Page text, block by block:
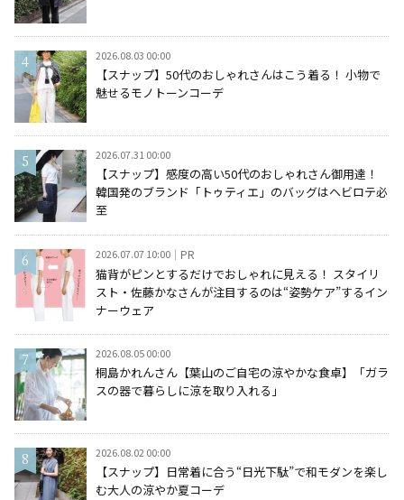
2026.08.03 00:00
【スナップ】50代のおしゃれさんはこう着る！ 小物で
魅せるモノトーンコーデ
2026.07.31 00:00
【スナップ】感度の高い50代のおしゃれさん御用達！
韓国発のブランド「トゥティエ」のバッグはヘビロテ必
至
2026.07.07 10:00 PR
猫背がピンとするだけでおしゃれに見える！ スタイリ
スト・佐藤かなさんが注目するのは“姿勢ケア”するイン
ナーウェア
2026.08.05 00:00
桐島かれんさん【葉山のご自宅の涼やかな食卓】「ガラ
スの器で暮らしに涼を取り入れる」
2026.08.02 00:00
【スナップ】日常着に合う“日光下駄”で和モダンを楽し
む大人の涼やか夏コーデ